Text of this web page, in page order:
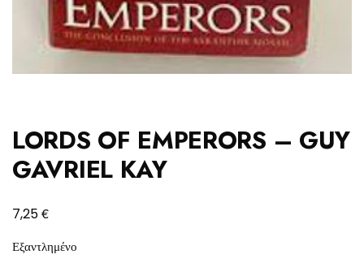
LORDS OF EMPERORS – GUY
GAVRIEL KAY
7,25€
Εξαντλημένο